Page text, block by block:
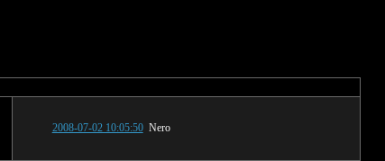
2008-07-02 10:05:50 Nero